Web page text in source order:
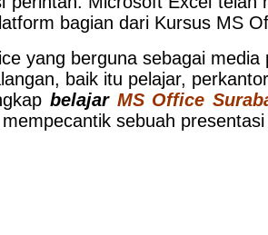
bagian dari Kursus MS
yang berguna sebagai
baik itu pelajar,
belajar MS Office
sebuah